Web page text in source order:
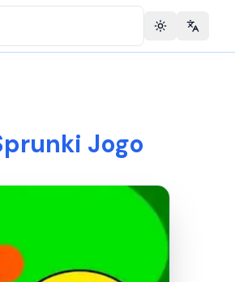
Toggle theme
Jogo